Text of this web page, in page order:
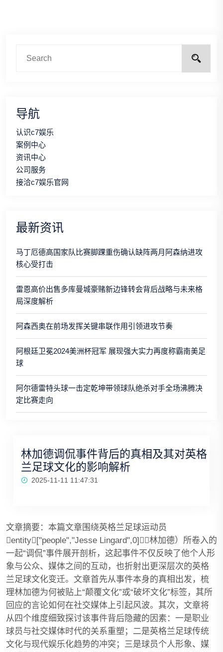
导航
认识c7娱乐
案例中心
资讯中心
公司服务
接洽c7娱乐官网
最新资讯
马丁厄德高国家队比赛脚踝重伤确认缺阵两月阿森纳进攻
核心受打击
雷恩高价出售多库曼城豪赌新边锋转会背后战略与未来格
局深度解析
阿森西奥在前场发挥关键串联作用引领进攻节奏
阿根廷卫冕2024美洲杯冠军 展现强大实力再度称霸南美足
球
阿尔德雷特头球一击定乾坤带领球队绝杀对手全场沸腾决
定比赛走向
林加德调侃事件背后的真相及其对英格
兰足球文化的影响解析
2025-11-11 11:47:31
文章摘要：本篇文章围绕英格兰足球运动员
entity["people","Jesse Lingard",0]（林加德）所卷入的
一起“调侃”事件展开剖析，这起事件不仅反映了他个人形
象与公众、媒体之间的互动，也折射出更深层次的英格
兰足球文化变迁。文章首先从事件本身的真相出发，梳
理林加德为何被贴上“颠覆文化”或“破坏文化”标签，其所
回应的言论如何在社交媒体上引起风波。其次，文章将
从四个维度细致探讨该事件背后隐藏的因素：一是职业
球员与社交媒体时代的关系重塑；二是英格兰足球传统
文化与现代娱乐化趋势的冲突；三是球员个人形象、媒